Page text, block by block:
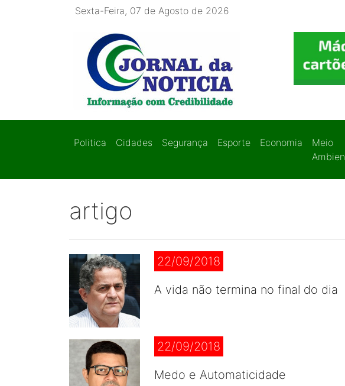
Sexta-Feira, 07 de Agosto de 2026
Politica Cidades Segurança Esporte Economia
Meio
artigo
22/09/2018
A vida não termina no final do dia
22/09/2018
Medo e Automaticidade